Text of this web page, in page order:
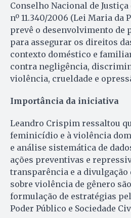
Conselho Nacional de
nº 11.340/2006 (Lei Maria da
prevê o desenvolvimento de
para assegurar os direitos
contexto doméstico e
contra negligência,
violência, crueldade e
Importância da iniciativa
Leandro Crispim ressaltou
feminicídio e à violência
e análise sistemática de
ações preventivas e
transparência e a divulgação
sobre violência de gênero
formulação de estratégias
Poder Público e Sociedade